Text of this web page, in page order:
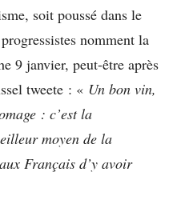
soit poussé dans le
nomment la
9 janvier, peut-être après
tweete : « Un bon vin,
: c’est la
moyen de la
Français d’y avoir